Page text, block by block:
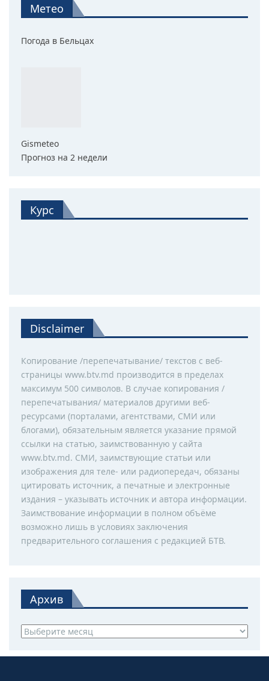
Метео
Погода в Бельцах
Gismeteo
Прогноз на 2 недели
Курс
Disclaimer
Копирование /перепечатывание/ текстов с веб-
страницы www.btv.md производится в пределах
максимум 500 символов. В случае копирования /
перепечатывания/ материалов другими веб-
ресурсами (порталами, агентствами, СМИ или
блогами), обязательным является указание прямой
ссылки на статью, заимствованную у сайта
www.btv.md. СМИ, заимствующие статьи или
изображения для теле- или радиопередач, обязаны
цитировать источник, а печатные и электронные
издания – указывать источник и автора информации.
Заимствование информации в полном объёме
возможно лишь в условиях заключения
предварительного соглашения с редакцией БТВ.
Архив
Архив